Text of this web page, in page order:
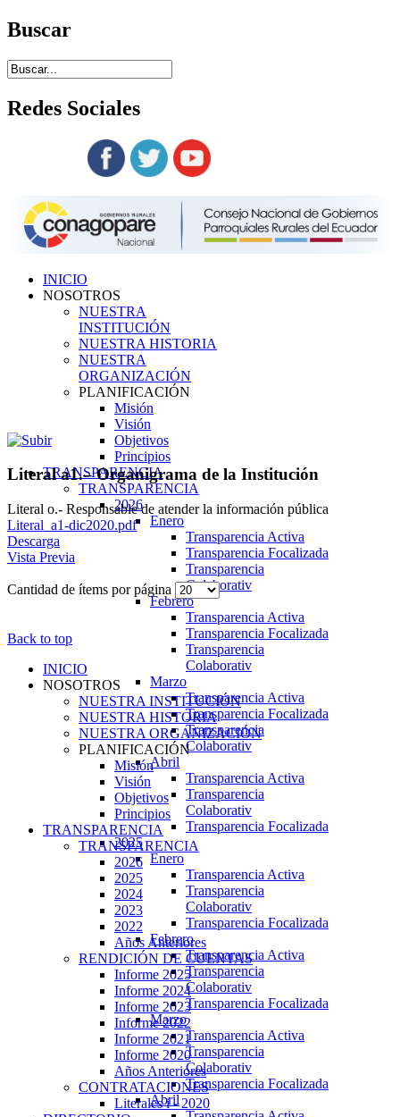
Buscar
Redes Sociales
INICIO
NOSOTROS
NUESTRA
INSTITUCIÓN
NUESTRA HISTORIA
NUESTRA
ORGANIZACIÓN
PLANIFICACIÓN
Misión
Visión
Objetivos
Principios
TRANSPARENCIA
TRANSPARENCIA
2026
Enero
Transparencia Activa
Transparencia Focalizada
Transparencia
Colaborativ
Febrero
Transparencia Activa
Transparencia Focalizada
Transparencia
Colaborativ
Marzo
Transparencia Activa
Transparencia Focalizada
Transparencia
Colaborativ
Abril
Transparencia Activa
Transparencia
Colaborativ
Transparencia Focalizada
2025
Enero
Transparencia Activa
Transparencia
Colaborativ
Transparencia Focalizada
Febrero
Transparencia Activa
Transparencia
Colaborativ
Transparencia Focalizada
Marzo
Transparencia Activa
Transparencia
Colaborativ
Transparencia Focalizada
Abril
Literal a1.– Organigrama de la Institución
Literal o.- Responsable de atender la información pública
Literal_a1-dic2020.pdf
Descarga
Vista Previa
Cantidad de ítems por página
Back to top
INICIO
NOSOTROS
NUESTRA INSTITUCIÓN
NUESTRA HISTORIA
NUESTRA ORGANIZACIÓN
PLANIFICACIÓN
Misión
Visión
Objetivos
Principios
TRANSPARENCIA
TRANSPARENCIA
2026
2025
2024
2023
2022
Años Anteriores
RENDICIÓN DE CUENTAS
Informe 2025
Informe 2024
Informe 2023
Informe 2022
Informe 2021
Informe 2020
Años Anteriores
CONTRATACIONES
Literales i - 2020